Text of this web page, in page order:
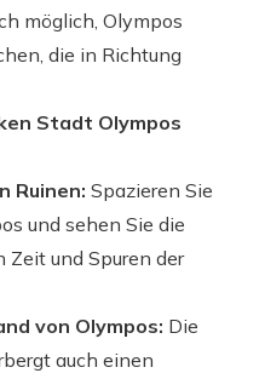
möglich, Olympos
die in Richtung
Stadt Olympos
Ruinen: Spazieren Sie
und sehen Sie die
Zeit und Spuren der
von Olympos: Die
auch einen